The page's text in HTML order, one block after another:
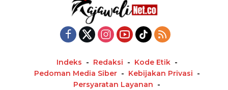
Indeks Redaksi
Kode Etik
Pedoman Media Siber
Kebijakan Privasi
Persyaratan Layanan